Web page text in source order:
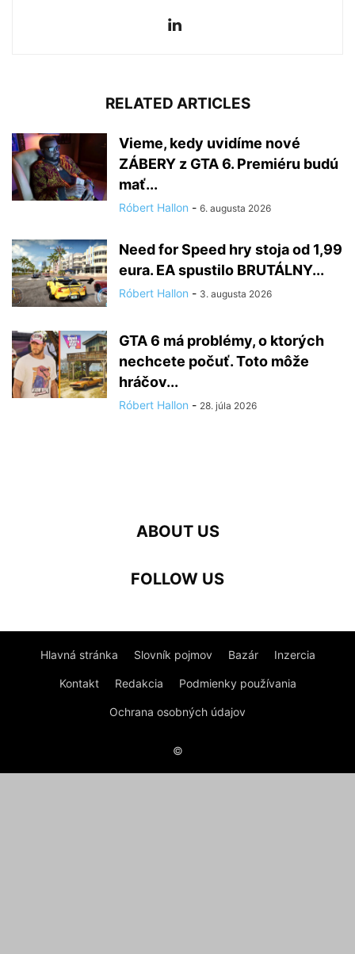
RELATED ARTICLES
Vieme, kedy uvidíme nové
ZÁBERY z GTA 6. Premiéru budú
mať...
Róbert Hallon - 6. augusta 2026
Need for Speed hry stoja od 1,99
eura. EA spustilo BRUTÁLNY...
Róbert Hallon - 3. augusta 2026
GTA 6 má problémy, o ktorých
nechcete počuť. Toto môže
hráčov...
Róbert Hallon - 28. júla 2026
ABOUT US
FOLLOW US
Hlavná stránka Slovník pojmov Bazár Inzercia
Kontakt Redakcia Podmienky používania
Ochrana osobných údajov
©